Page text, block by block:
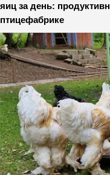
яиц за день:
птицефабрике